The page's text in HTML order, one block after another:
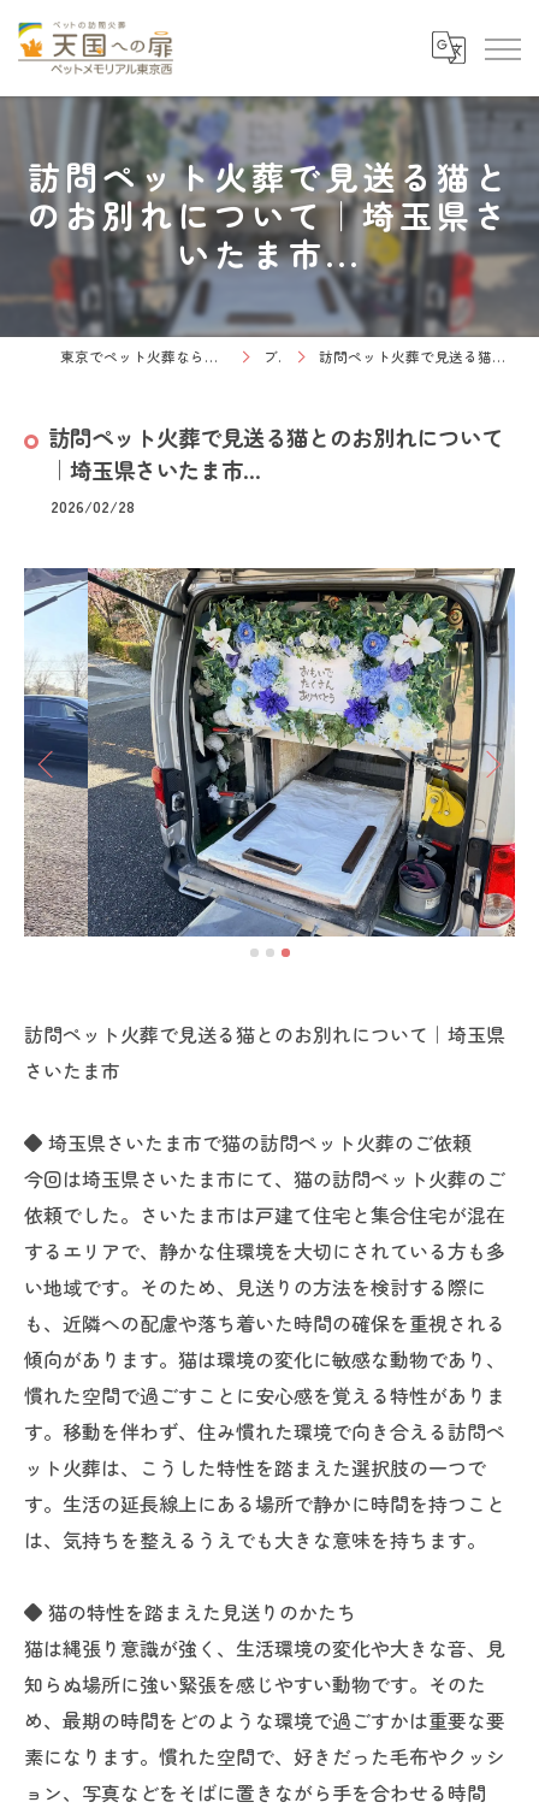
訪問ペット火葬で見送る猫と
のお別れについて｜埼玉県さ
いたま市...
東京でペット火葬なら天国への扉 ペットメモリアル東京西 ブログ 訪問ペット火葬で見送る猫とのお別れについて｜埼玉県さいたま市...
訪問ペット火葬で見送る猫とのお別れについて
｜埼玉県さいたま市...
2026/02/28
訪問ペット火葬で見送る猫とのお別れについて｜埼玉県
さいたま市
◆ 埼玉県さいたま市で猫の訪問ペット火葬のご依頼
今回は埼玉県さいたま市にて、猫の訪問ペット火葬のご
依頼でした。さいたま市は戸建て住宅と集合住宅が混在
するエリアで、静かな住環境を大切にされている方も多
い地域です。そのため、見送りの方法を検討する際に
も、近隣への配慮や落ち着いた時間の確保を重視される
傾向があります。猫は環境の変化に敏感な動物であり、
慣れた空間で過ごすことに安心感を覚える特性がありま
す。移動を伴わず、住み慣れた環境で向き合える訪問ペ
ット火葬は、こうした特性を踏まえた選択肢の一つで
す。生活の延長線上にある場所で静かに時間を持つこと
は、気持ちを整えるうえでも大きな意味を持ちます。
◆ 猫の特性を踏まえた見送りのかたち
猫は縄張り意識が強く、生活環境の変化や大きな音、見
知らぬ場所に強い緊張を感じやすい動物です。そのた
め、最期の時間をどのような環境で過ごすかは重要な要
素になります。慣れた空間で、好きだった毛布やクッシ
ョン、写真などをそばに置きながら手を合わせる時間